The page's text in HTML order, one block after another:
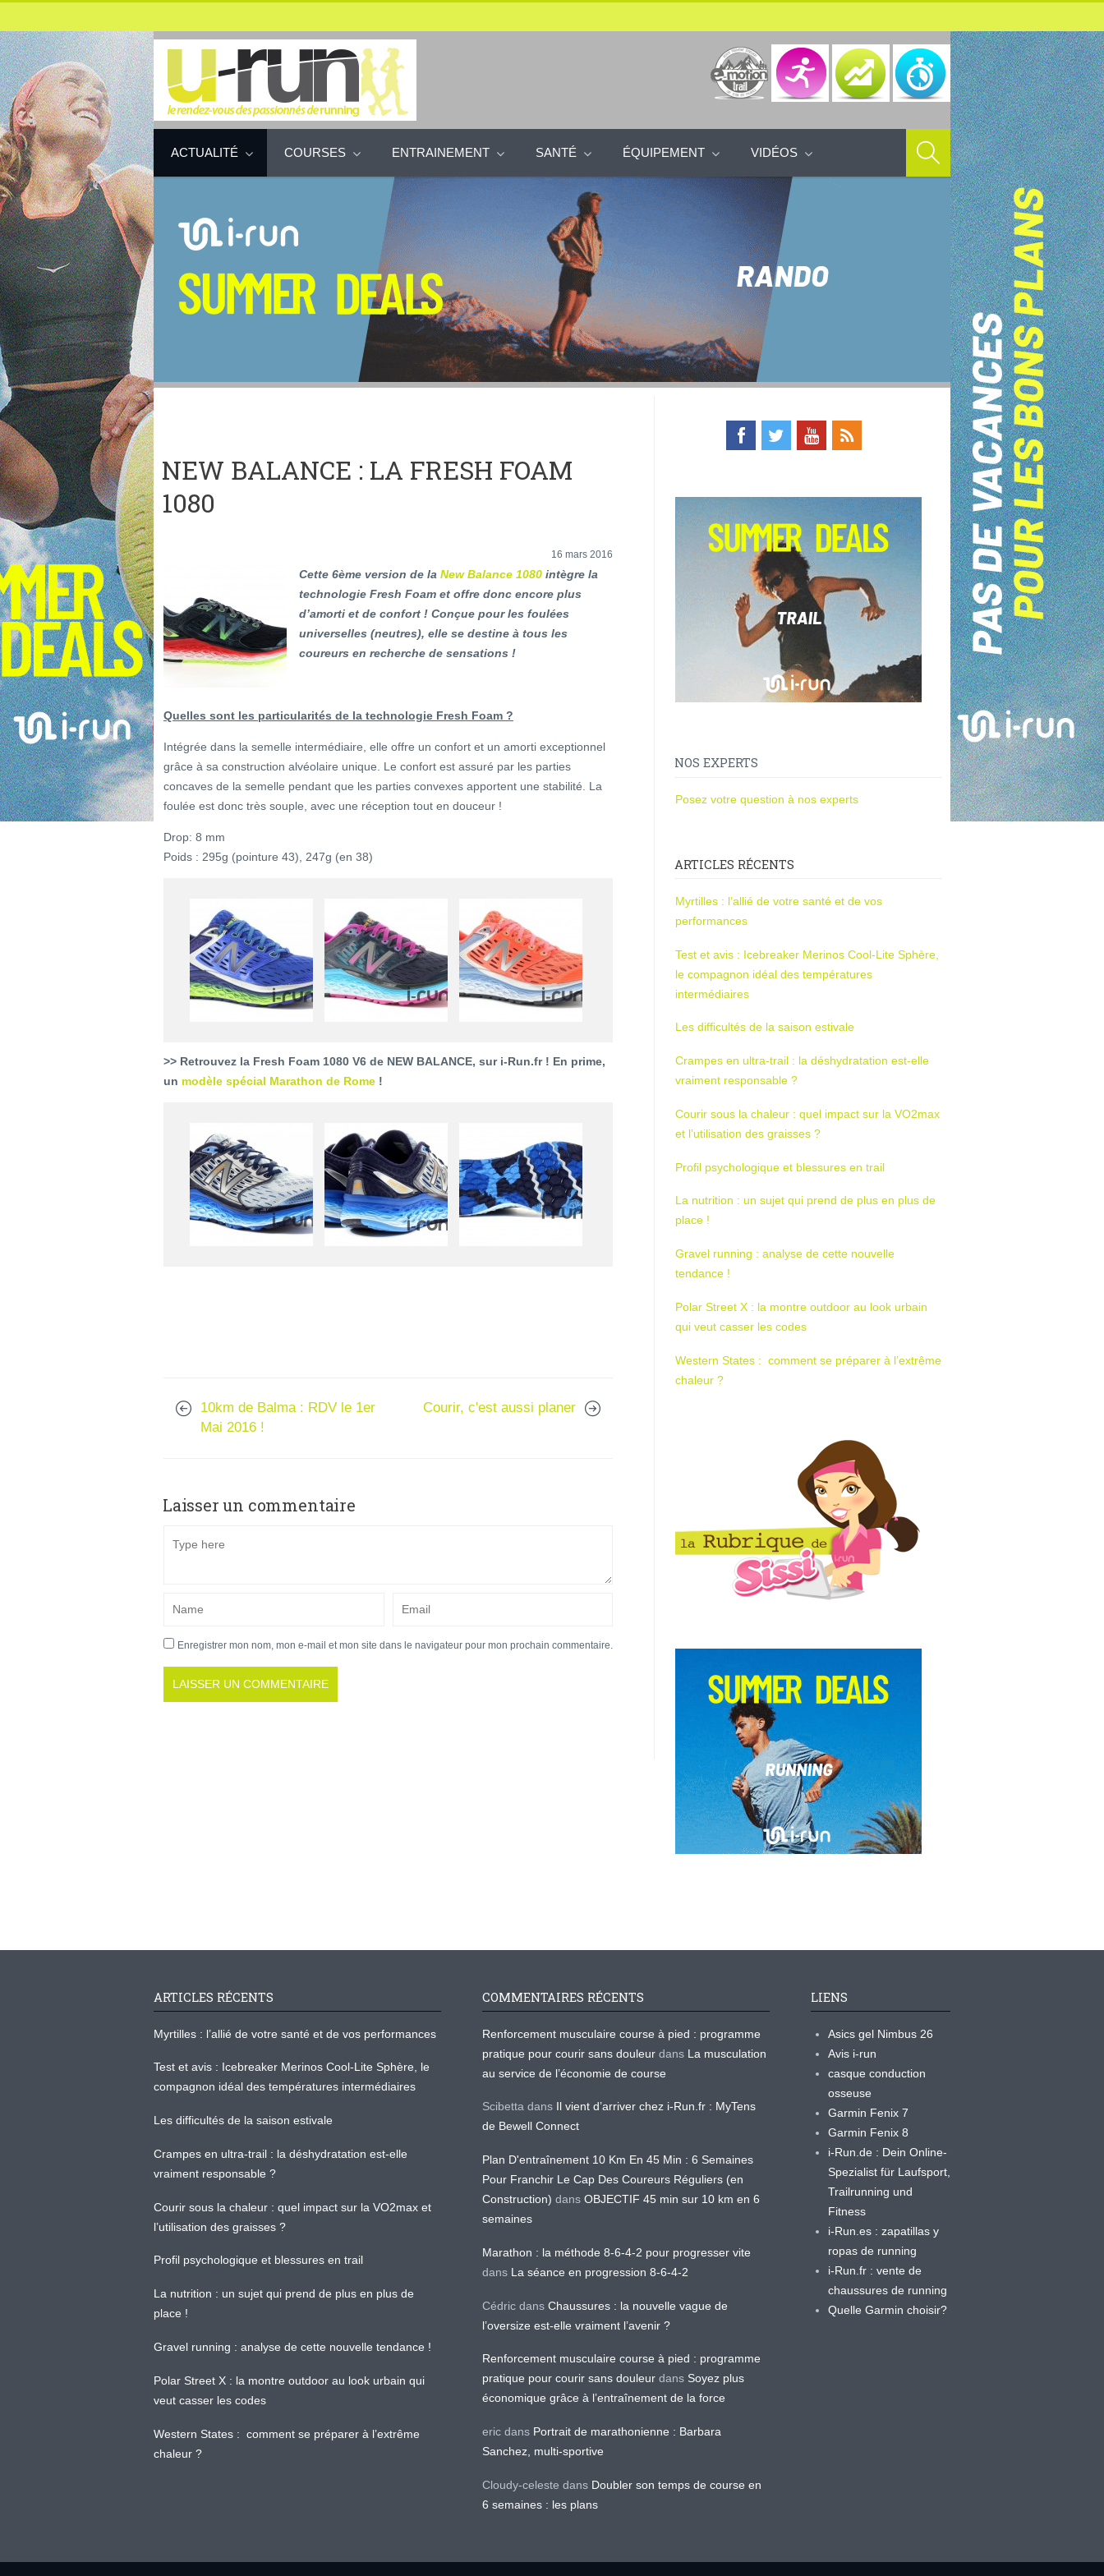
ACTUALITÉ COURSES ENTRAINEMENT SANTÉ ÉQUIPEMENT VIDÉOS
NEW BALANCE : LA FRESH FOAM
1080
16 mars 2016
Cette 6ème version de la New Balance 1080 intègre la
technologie Fresh Foam et offre donc encore plus
d’amorti et de confort ! Conçue pour les foulées
universelles (neutres), elle se destine à tous les
coureurs en recherche de sensations !
Quelles sont les particularités de la technologie Fresh Foam ?
Intégrée dans la semelle intermédiaire, elle offre un confort et un amorti exceptionnel
grâce à sa construction alvéolaire unique. Le confort est assuré par les parties
concaves de la semelle pendant que les parties convexes apportent une stabilité. La
foulée est donc très souple, avec une réception tout en douceur !
Drop: 8 mm
Poids : 295g (pointure 43), 247g (en 38)
>> Retrouvez la Fresh Foam 1080 V6 de NEW BALANCE, sur i-Run.fr ! En prime,
un modèle spécial Marathon de Rome !
10km de Balma : RDV le 1er
Mai 2016 !
Courir, c'est aussi planer
Laisser un commentaire
Enregistrer mon nom, mon e-mail et mon site dans le navigateur pour mon prochain commentaire.
NOS EXPERTS
Posez votre question à nos experts
ARTICLES RÉCENTS
Myrtilles : l’allié de votre santé et de vos
performances
Test et avis : Icebreaker Merinos Cool-Lite Sphère,
le compagnon idéal des températures
intermédiaires
Les difficultés de la saison estivale
Crampes en ultra-trail : la déshydratation est-elle
vraiment responsable ?
Courir sous la chaleur : quel impact sur la VO2max
et l’utilisation des graisses ?
Profil psychologique et blessures en trail
La nutrition : un sujet qui prend de plus en plus de
place !
Gravel running : analyse de cette nouvelle
tendance !
Polar Street X : la montre outdoor au look urbain
qui veut casser les codes
Western States : comment se préparer à l’extrême
chaleur ?
ARTICLES RÉCENTS
Myrtilles : l’allié de votre santé et de vos performances
Test et avis : Icebreaker Merinos Cool-Lite Sphère, le
compagnon idéal des températures intermédiaires
Les difficultés de la saison estivale
Crampes en ultra-trail : la déshydratation est-elle
vraiment responsable ?
Courir sous la chaleur : quel impact sur la VO2max et
l’utilisation des graisses ?
Profil psychologique et blessures en trail
La nutrition : un sujet qui prend de plus en plus de
place !
Gravel running : analyse de cette nouvelle tendance !
Polar Street X : la montre outdoor au look urbain qui
veut casser les codes
Western States : comment se préparer à l’extrême
chaleur ?
COMMENTAIRES RÉCENTS
Renforcement musculaire course à pied : programme
pratique pour courir sans douleur dans La musculation
au service de l’économie de course
Scibetta dans Il vient d’arriver chez i-Run.fr : MyTens
de Bewell Connect
Plan D'entraînement 10 Km En 45 Min : 6 Semaines
Pour Franchir Le Cap Des Coureurs Réguliers (en
Construction) dans OBJECTIF 45 min sur 10 km en 6
semaines
Marathon : la méthode 8-6-4-2 pour progresser vite
dans La séance en progression 8-6-4-2
Cédric dans Chaussures : la nouvelle vague de
l’oversize est-elle vraiment l’avenir ?
Renforcement musculaire course à pied : programme
pratique pour courir sans douleur dans Soyez plus
économique grâce à l’entraînement de la force
eric dans Portrait de marathonienne : Barbara
Sanchez, multi-sportive
Cloudy-celeste dans Doubler son temps de course en
6 semaines : les plans
LIENS
Asics gel Nimbus 26
Avis i-run
casque conduction
osseuse
Garmin Fenix 7
Garmin Fenix 8
i-Run.de : Dein Online-
Spezialist für Laufsport,
Trailrunning und
Fitness
i-Run.es : zapatillas y
ropas de running
i-Run.fr : vente de
chaussures de running
Quelle Garmin choisir?